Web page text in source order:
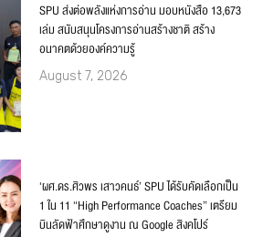
SPU ส่งต่อพลังแห่งการอ่าน มอบหนังสือ 13,673
เล่ม สนับสนุนโครงการอ่านสร้างชาติ สร้าง
อนาคตด้วยองค์ความรู้
August 7, 2026
‘ผศ.ดร.ศิวพร เสาวคนธ์’ SPU ได้รับคัดเลือกเป็น
1 ใน 11 “High Performance Coaches” เตรียม
บินลัดฟ้าศึกษาดูงาน ณ Google สิงคโปร์